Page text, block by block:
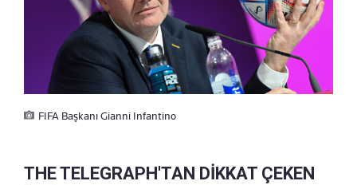
FIFA Başkanı Gianni Infantino
THE TELEGRAPH'TAN DİKKAT ÇEKEN